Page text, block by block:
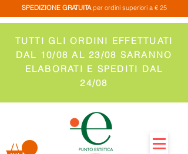
SPEDIZIONE GRATUITAper ordini superiori a € 25
TUTTI GLI ORDINI EFFETTUATI
DAL 10/08 AL 23/08 SARANNO
ELABORATI E SPEDITI DAL
24/08